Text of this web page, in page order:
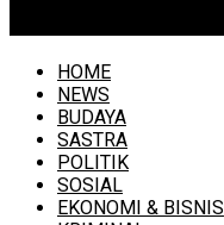
HOME
NEWS
BUDAYA
SASTRA
POLITIK
SOSIAL
EKONOMI & BISNIS